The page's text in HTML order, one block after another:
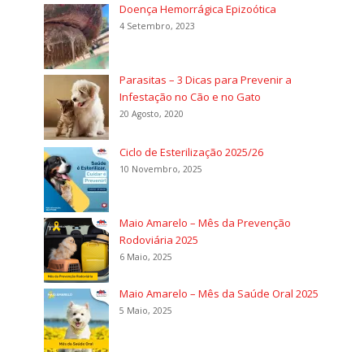
Doença Hemorrágica Epizoótica
4 Setembro, 2023
Parasitas – 3 Dicas para Prevenir a
Infestação no Cão e no Gato
20 Agosto, 2020
Ciclo de Esterilização 2025/26
10 Novembro, 2025
Maio Amarelo – Mês da Prevenção
Rodoviária 2025
6 Maio, 2025
Maio Amarelo – Mês da Saúde Oral 2025
5 Maio, 2025